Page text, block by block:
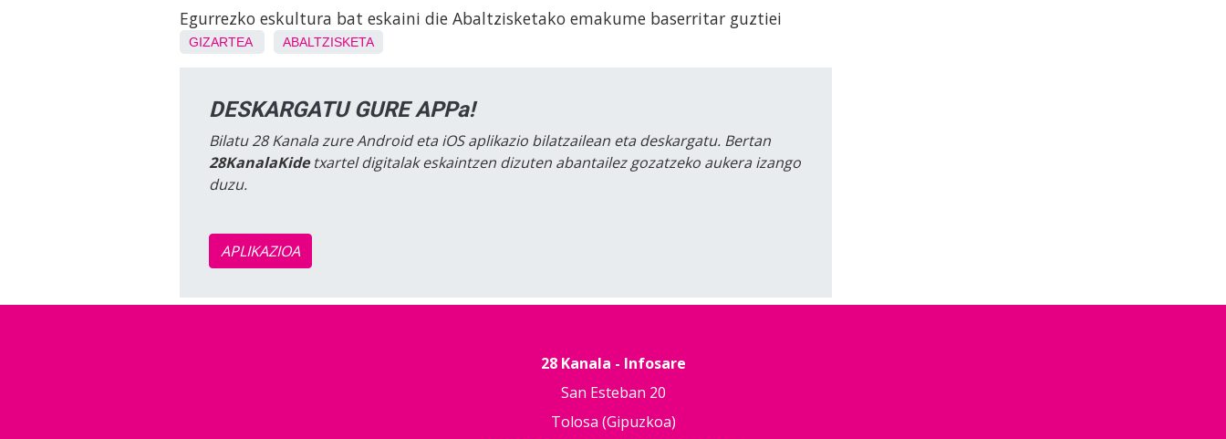
Egurrezko eskultura bat eskaini die Abaltzisketako emakume baserritar guztiei
GIZARTEA ABALTZISKETA
DESKARGATU GURE APPa!
Bilatu 28 Kanala zure Android eta iOS aplikazio bilatzailean eta deskargatu. Bertan
28KanalaKidetxartel digitalak eskaintzen dizuten abantailez gozatzeko aukera izango
duzu.
APLIKAZIOA
28 Kanala - Infosare
San Esteban 20
Tolosa (Gipuzkoa)